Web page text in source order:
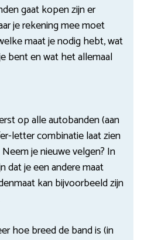
gaat kopen zijn er
je rekening mee moet
maat je nodig hebt, wat
bent en wat het allemaal
op alle autobanden (aan
letter combinatie laat zien
je nieuwe velgen? In
dat je een andere maat
kan bijvoorbeeld zijn
hoe breed de band is (in